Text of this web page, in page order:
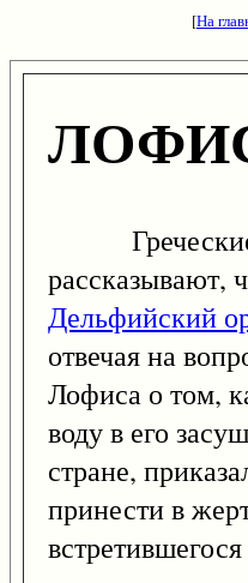
[На
рассказывают,
Дельфийский
отвечая на
Лофиса о том,
воду в его
стране,
принести в